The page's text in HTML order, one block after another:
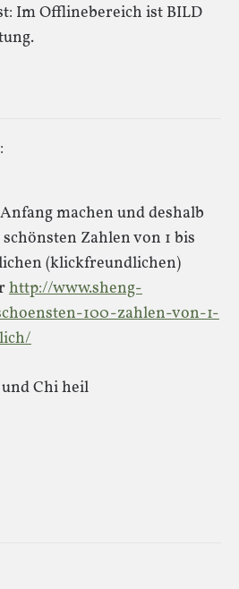
Im Offlinebereich ist BILD
machen und deshalb
Zahlen von 1 bis
(klickfreundlichen)
http://www.sheng-
100-zahlen-von-1-
Chi heil